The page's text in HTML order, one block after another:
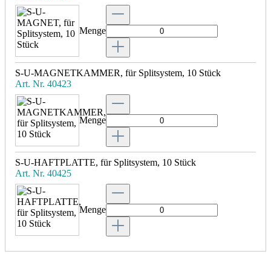
Menge
S-U-MAGNETKAMMER, für Splitsystem, 10 Stück
Art. Nr. 40423
Menge
S-U-HAFTPLATTE, für Splitsystem, 10 Stück
Art. Nr. 40425
Menge